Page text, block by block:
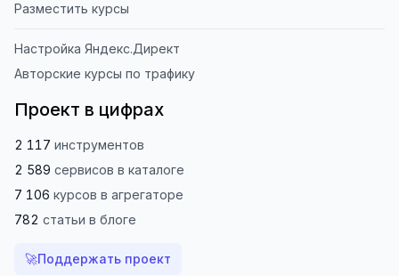
Разместить курсы
Настройка Яндекс.Директ
Авторские курсы по трафику
Проект в цифрах
2 117 инструментов
2 589 сервисов в каталоге
7 106 курсов в агрегаторе
782 статьи в блоге
🚀Поддержать проект